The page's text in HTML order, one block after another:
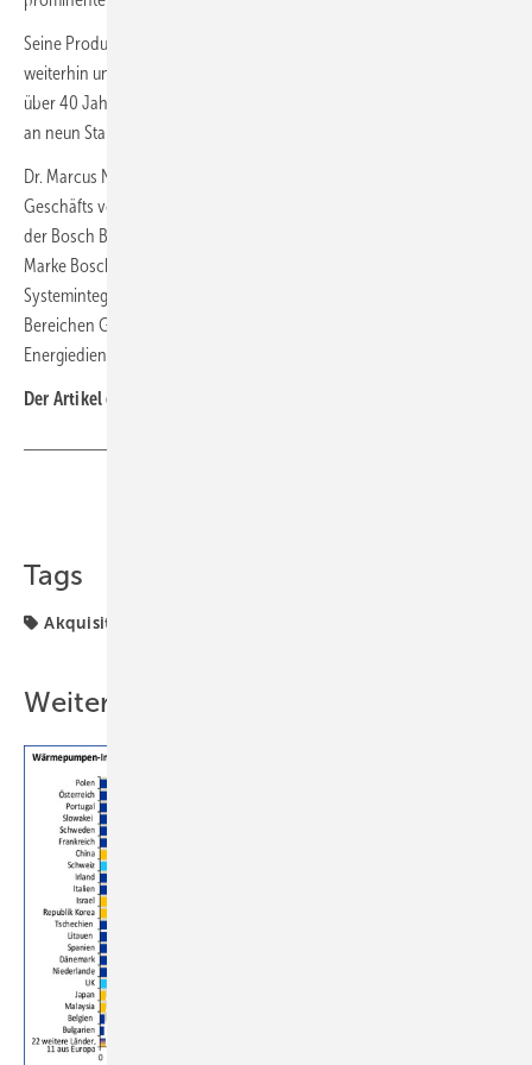
Seine Produkte wird der Spezialist für Gebäudeautomation auch
weiterhin unter der Produktmarke Digicontrol vertreiben. GFR verfügt
über 40 Jahre Erfahrung und beschäftigt aktuell rund 300 Mitarbeiter
an neun Standorten in Deutschland.
Dr. Marcus Nadenau, Leiter des europäischen Systemintegrator-
Geschäfts von
der Bosch Building Automation GmbH nun gemeinsam unter der
Marke Bosch aufzutreten. Dies unterstreicht unsere Stärke, als
Systemintegrator unseren Kunden ganzheitliche Lösungen aus den
Bereichen Gebäudesicherheit, Gebäudeautomation und
Energiedienstleistungen aus einer Hand anzubieten.“ ■
Der Artikel gehört zur
Tags
Akquisitionen
Weitere Inhalte